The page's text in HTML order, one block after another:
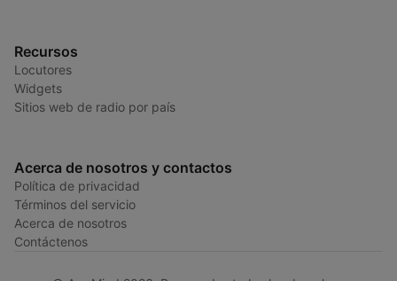
Recursos
Locutores
Widgets
Sitios web de radio por país
Acerca de nosotros y contactos
Política de privacidad
Términos del servicio
Acerca de nosotros
Contáctenos